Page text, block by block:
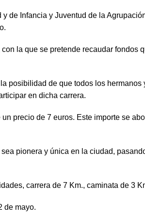
de Infancia y Juventud de la
la que se pretende recaudar
posibilidad de que todos los
en dicha carrera.
precio de 7 euros. Este importe se
pionera y única en la ciudad,
carrera de 7 Km., caminata de 3
de mayo.